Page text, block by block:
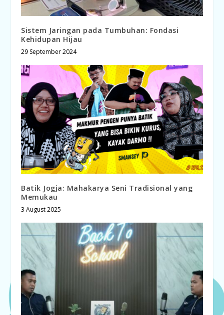
Sistem Jaringan pada Tumbuhan: Fondasi
Kehidupan Hijau
29 September 2024
Batik Jogja: Mahakarya Seni Tradisional yang
Memukau
3 August 2025